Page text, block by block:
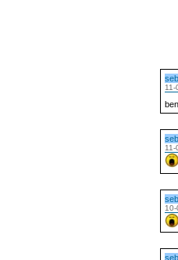
seb
11-
seb
11-
seb
seb